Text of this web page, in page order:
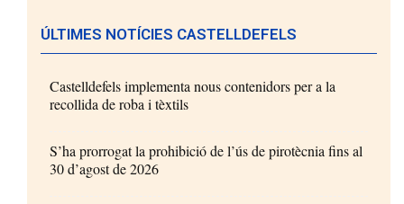
ÚLTIMES NOTÍCIES CASTELLDEFELS
Castelldefels implementa nous contenidors per a la
recollida de roba i tèxtils
S’ha prorrogat la prohibició de l’ús de pirotècnia fins al
30 d’agost de 2026